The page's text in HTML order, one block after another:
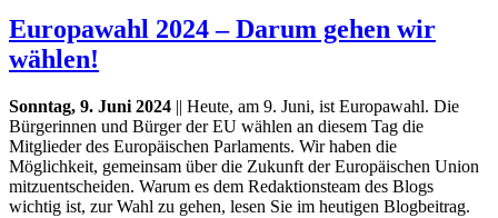
Europawahl 2024 – Darum gehen wir
wählen!
Sonntag, 9. Juni 2024 || Heute, am 9. Juni, ist Europawahl. Die
Bürgerinnen und Bürger der EU wählen an diesem Tag die
Mitglieder des Europäischen Parlaments. Wir haben die
Möglichkeit, gemeinsam über die Zukunft der Europäischen Union
mitzuentscheiden. Warum es dem Redaktionsteam des Blogs
wichtig ist, zur Wahl zu gehen, lesen Sie im heutigen Blogbeitrag.